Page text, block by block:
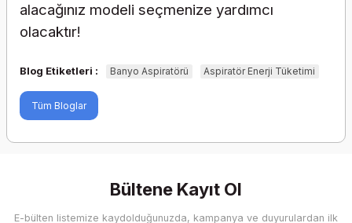
alacağınız modeli seçmenize yardımcı
olacaktır!
Blog Etiketleri : Banyo Aspiratörü Aspiratör Enerji Tüketimi
Tüm Bloglar
Bültene Kayıt Ol
E-bülten listemize kaydolduğunuzda, kampanya ve duyurulardan ilk